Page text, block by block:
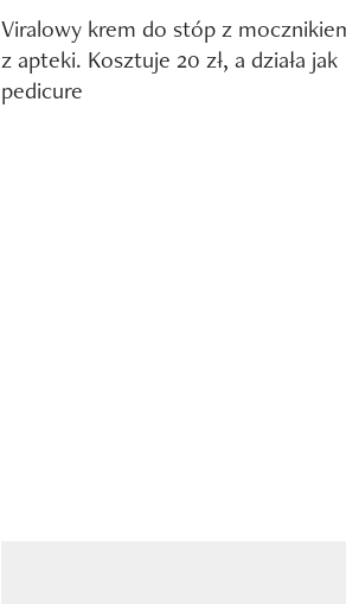
Viralowy krem do stóp z
z apteki. Kosztuje 20 zł, a działa jak
pedicure